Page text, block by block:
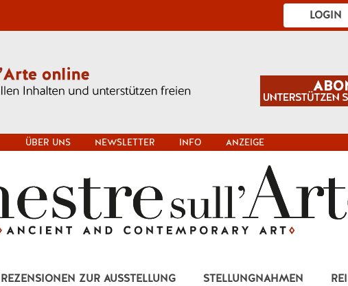
LOGIN
ÜBER UNS NEWSLETTER INFO ANZEIGE
REZENSIONEN ZUR AUSSTELLUNG STELLUNGNAHMEN